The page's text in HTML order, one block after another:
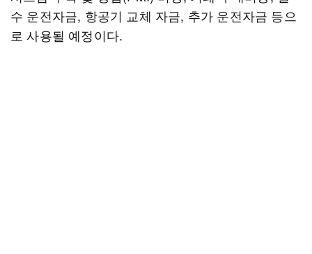
수 운전자금, 항공기 교체 자금, 추가 운전자금 등으
로 사용될 예정이다.